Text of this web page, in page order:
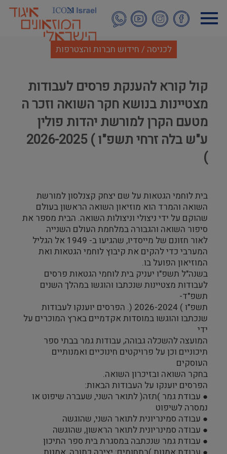
לתוכן
העיקרי
לכניסה / חידוש חברות והצטרפות
קול קורא להענקת פרסים לעבודות
מצטיינות בנושא חקר השואה וזכר ה
מטעם הקרן למורשת יהדות פולין
ע"ש בלה זרחי תשפ"ו ) 2026-2025
)
בית לוחמי הגטאות על שם יצחק קצנלסון למורשת
השואה והמרד הוא מוזיאון השואה הראשון בעולם
שהוקם על ידי ניצולי וניצולות השואה. הבית מספר את
סיפור השואה והגבורה במלחמת העולם השנייה
לאור חזונם של מייסדיו, שהגיעו ב- 1949 אל הגליל
המערבי כדי להקים את קיבוץ לוחמי הגטאות ואת
המוזיאון הפועל בו.
בשנה"ל תשפ"ו יעניק בית לוחמי הגטאות פרסים
לעבודות מצטיינות שנכתבו והוגשו במהלך השנים
תשפ"ד-
תשפ"ו ) 2026-2024 (. הפרסים יוענקו לעבודות
שנכתבו והוגשו במוסדות אקדמיים בארץ המוכרים על
ידי
המועצה להשכלה גבוהה, עבודות גמר בבתי ספר
תיכוניים וכן על פרויקטים חינוכיים ואמנותיים
העוסקים
בחקר השואה ובזיכרון השואה.
הפרסים יוענקו על העבודות הבאות:
● עבודת גמר )תזה( לתואר השני, שעברה שיפוט או
נמסרה לשיפוט
● עבודה סמינריונית לתואר השני, שהוגשה
● עבודה סמינריונית לתואר הראשון, שהוגשה
● עבודת גמר שנכתבה במסגרת בית ספר התיכון